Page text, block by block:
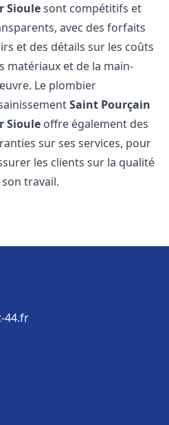
Sioulesont compétitifs et
avec des forfaits
et des détails sur les coûts
matériaux et de la main-
Le plombier
Saint Pourçain
Sioule offre également des
sur ses services, pour
les clients sur la qualité
son travail.
44.fr